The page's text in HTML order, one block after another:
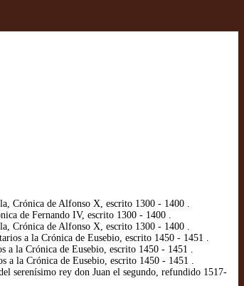
Crónica de Alfonso X, escrito 1300 - 1400 .
de Fernando IV, escrito 1300 - 1400 .
Crónica de Alfonso X, escrito 1300 - 1400 .
a la Crónica de Eusebio, escrito 1450 - 1451 .
a la Crónica de Eusebio, escrito 1450 - 1451 .
a la Crónica de Eusebio, escrito 1450 - 1451 .
serenísimo rey don Juan el segundo, refundido 1517-